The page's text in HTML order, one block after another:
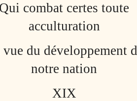
Qui combat certes toute
acculturation
vue du développement
notre nation
XIX